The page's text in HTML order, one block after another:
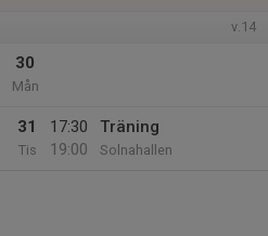
v.14
30
Mån
31
Tis
17:30
19:00
Träning
Solnahallen